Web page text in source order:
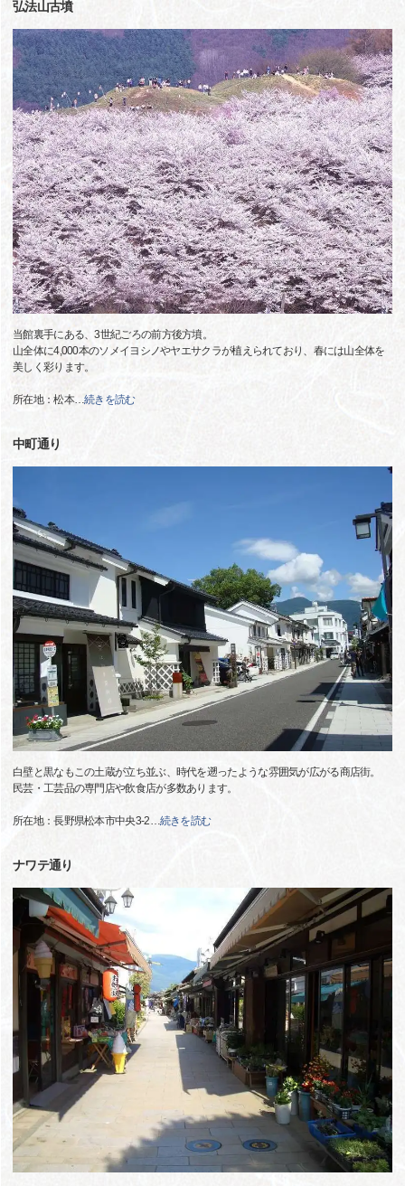
弘法山古墳
当館裏手にある、3世紀ごろの前方後方墳。
山全体に4,000本のソメイヨシノやヤエサクラが植えられており、春には山全体を
美しく彩ります。
所在地：松本…続きを読む
中町通り
白壁と黒なもこの土蔵が立ち並ぶ、時代を遡ったような雰囲気が広がる商店街。
民芸・工芸品の専門店や飲食店が多数あります。
所在地：長野県松本市中央3-2…続きを読む
ナワテ通り